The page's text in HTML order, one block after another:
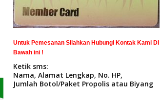
Untuk Pemesanan Silahkan Hubungi Kontak Kami Di
Bawah ini !
Ketik sms:
Nama, Alamat Lengkap, No. HP,
Jumlah Botol/Paket Propolis atau Biyang